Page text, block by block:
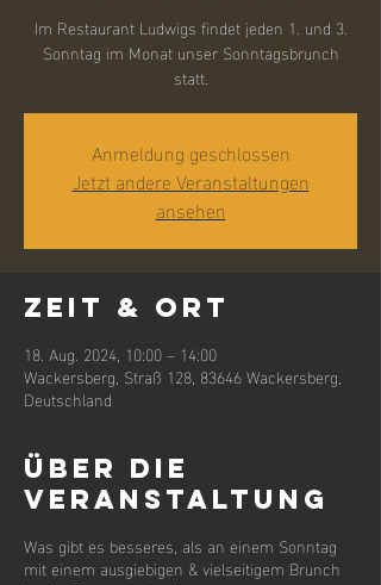
Im Restaurant Ludwigs findet jeden 1. und 3.
Sonntag im Monat unser Sonntagsbrunch
Anmeldung geschlossen
Jetzt andere Veranstaltungen
ansehen
Zeit & Ort
18. Aug. 2024, 10:00 – 14:00
Wackersberg, Straß 128, 83646 Wackersberg,
Deutschland
Über die
Veranstaltung
Was gibt es besseres, als an einem Sonntag
mit einem ausgiebigen & vielseitigem Brunch